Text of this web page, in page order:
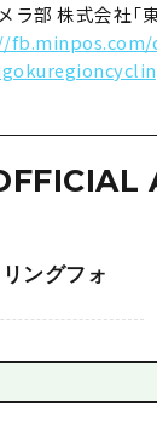
ラ部 株式会社「
ングフォ